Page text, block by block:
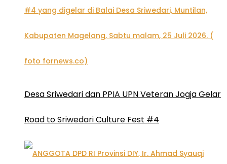
Desa Sriwedari dan PPIA UPN Veteran Jogja Gelar
Road to Sriwedari Culture Fest #4